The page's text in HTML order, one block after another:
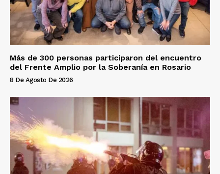
Más de 300 personas participaron del encuentro
del Frente Amplio por la Soberanía en Rosario
8 De Agosto De 2026